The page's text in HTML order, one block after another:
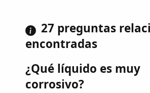
27 preguntas
encontradas
¿Qué líquido es muy
corrosivo?